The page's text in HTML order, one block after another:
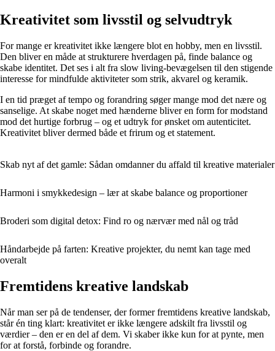
Kreativitet som livsstil og selvudtryk
For mange er kreativitet ikke længere blot en hobby, men en livsstil.
Den bliver en måde at strukturere hverdagen på, finde balance og
skabe identitet. Det ses i alt fra slow living-bevægelsen til den stigende
interesse for mindfulde aktiviteter som strik, akvarel og keramik.
I en tid præget af tempo og forandring søger mange mod det nære og
sanselige. At skabe noget med hænderne bliver en form for modstand
mod det hurtige forbrug – og et udtryk for ønsket om autenticitet.
Kreativitet bliver dermed både et frirum og et statement.
Skab nyt af det gamle: Sådan omdanner du affald til kreative materialer
Harmoni i smykkedesign – lær at skabe balance og proportioner
Broderi som digital detox: Find ro og nærvær med nål og tråd
Håndarbejde på farten: Kreative projekter, du nemt kan tage med
overalt
Fremtidens kreative landskab
Når man ser på de tendenser, der former fremtidens kreative landskab,
står én ting klart: kreativitet er ikke længere adskilt fra livsstil og
værdier – den er en del af dem. Vi skaber ikke kun for at pynte, men
for at forstå, forbinde og forandre.